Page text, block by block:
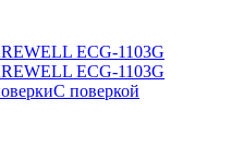
С поверкой